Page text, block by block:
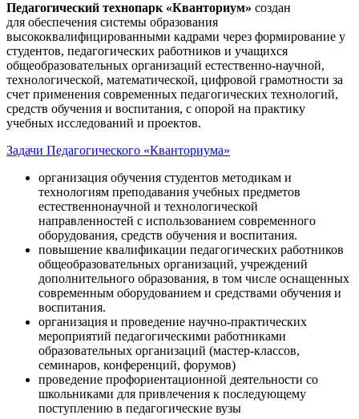
Педагогический технопарк «Кванториум» создан
для обеспечения системы образования
высококвалифицированными кадрами через формирование у
студентов, педагогических работников и учащихся
общеобразовательных организаций естественно-научной,
технологической, математической, цифровой грамотности за
счет применения современных педагогических технологий,
средств обучения и воспитания, с опорой на практику
учебных исследований и проектов.
Задачи Педагогического «Кванториума»
организация обучения студентов методикам и
технологиям преподавания учебных предметов
естественнонаучной и технологической
направленностей с использованием современного
оборудования, средств обучения и воспитания.
повышение квалификации педагогических работников
общеобразовательных организаций, учреждений
дополнительного образования, в том числе оснащенных
современным оборудованием и средствами обучения и
воспитания.
организация и проведение научно-практических
мероприятий педагогическими работниками
образовательных организаций (мастер-классов,
семинаров, конференций, форумов)
проведение профориентационной деятельности со
школьниками для привлечения к последующему
поступлению в педагогические вузы